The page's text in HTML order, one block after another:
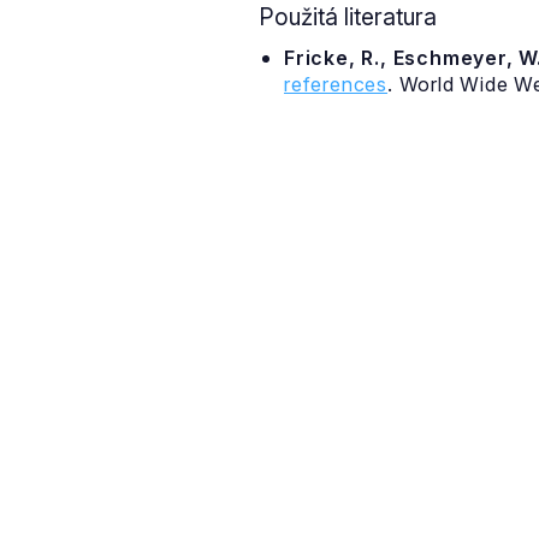
Použitá literatura
Fricke, R., Eschmeyer,
references. World Wide